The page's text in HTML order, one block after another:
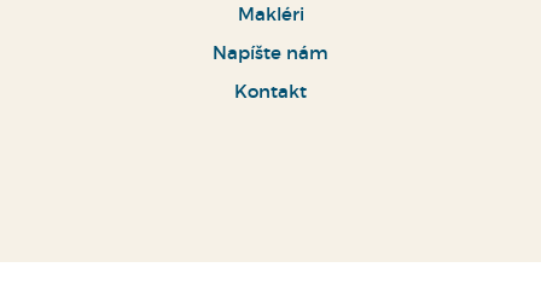
Makléri
Napíšte nám
Kontakt